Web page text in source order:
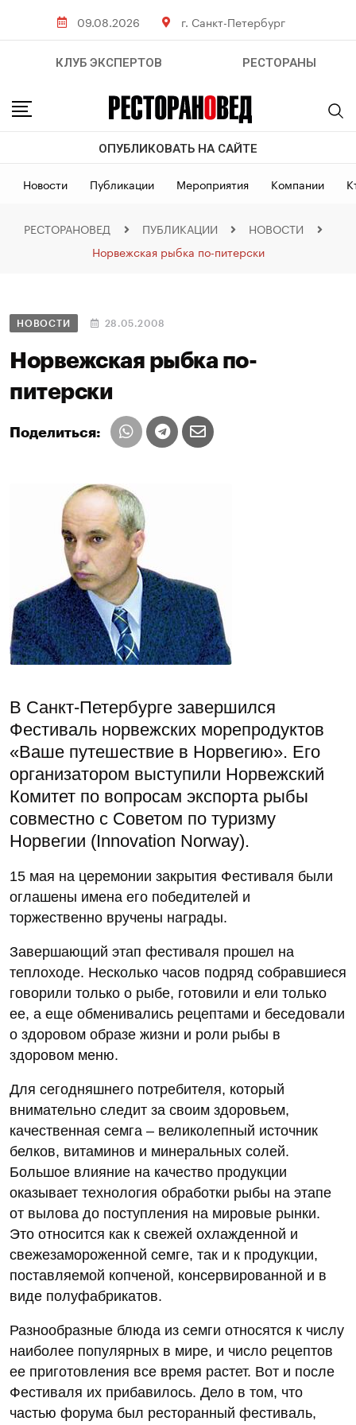
09.08.2026 г. Санкт-Петербург
КЛУБ ЭКСПЕРТОВ РЕСТОРАНЫ
ОПУБЛИКОВАТЬ НА САЙТЕ
Новости Публикации Мероприятия Компании
РЕСТОРАНОВЕД ПУБЛИКАЦИИ
НОВОСТИ
Норвежская рыбка по-питерски
НОВОСТИ 28.05.2008
Норвежская рыбка по-
питерски
Поделиться:
В Санкт-Петербурге завершился
Фестиваль норвежских морепродуктов
«Ваше путешествие в Норвегию». Его
организатором выступили Норвежский
Комитет по вопросам экспорта рыбы
совместно с Советом по туризму
Норвегии (Innovation Norway).
15 мая на церемонии закрытия Фестиваля были
оглашены имена его победителей и
торжественно вручены награды.
Завершающий этап фестиваля прошел на
теплоходе. Несколько часов подряд собравшиеся
говорили только о рыбе, готовили и ели только
ее, а еще обменивались рецептами и беседовали
о здоровом образе жизни и роли рыбы в
здоровом меню.
Для сегодняшнего потребителя, который
внимательно следит за своим здоровьем,
качественная семга – великолепный источник
белков, витаминов и минеральных солей.
Большое влияние на качество продукции
оказывает технология обработки рыбы на этапе
от вылова до поступления на мировые рынки.
Это относится как к свежей охлажденной и
свежезамороженной семге, так и к продукции,
поставляемой копченой, консервированной и в
виде полуфабрикатов.
Разнообразные блюда из семги относятся к числу
наиболее популярных в мире, и число рецептов
ее приготовления все время растет. Вот и после
Фестиваля их прибавилось. Дело в том, что
частью форума был ресторанный фестиваль,